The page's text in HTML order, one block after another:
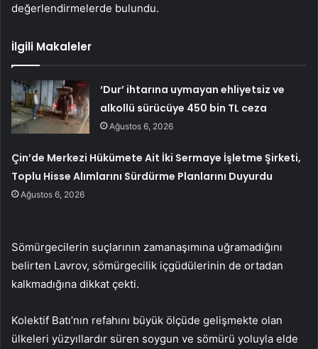
değerlendirmelerde bulundu.
İlgili Makaleler
‘Dur’ ihtarına uymayan ehliyetsiz ve
alkollü sürücüye 450 bin TL ceza
Ağustos 6, 2026
Çin’de Merkezi Hükümete Ait İki Sermaye İşletme Şirketi,
Toplu Hisse Alımlarını Sürdürme Planlarını Duyurdu
Ağustos 6, 2026
Sömürgecilerin suçlarının zamanaşımına uğramadığını
belirten Lavrov, sömürgecilik içgüdülerinin de ortadan
kalkmadığına dikkat çekti.
Kolektif Batı’nın refahını büyük ölçüde gelişmekte olan
ülkeleri yüzyıllardır süren soygun ve sömürü yoluyla elde